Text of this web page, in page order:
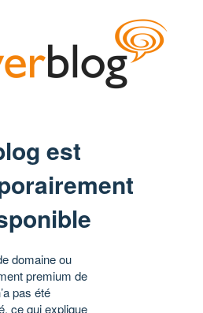
est
domaine ou
premium de
pas été
ce qui explique